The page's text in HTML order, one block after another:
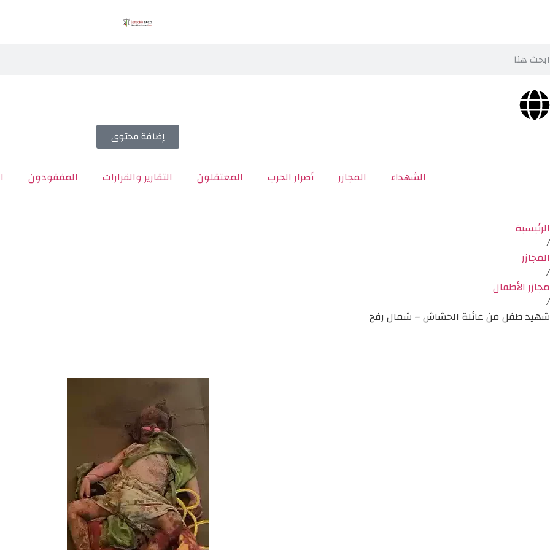
إضافة محتوى
الشهداء المجازر أضرار الحرب المعتقلون التقارير والقرارات المفقودون
الرئيسية
/
المجازر
/
مجازر الأطفال
/
شهيد طفل من عائلة الحشاش – شمال رفح